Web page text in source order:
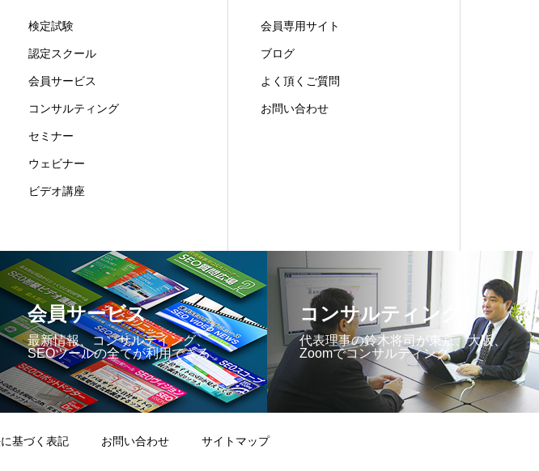
検定試験
認定スクール
会員サービス
コンサルティング
セミナー
ウェビナー
ビデオ講座
会員専用サイト
ブログ
よく頂くご質問
お問い合わせ
会員サービス
最新情報、コンサルテイング、
SEOツールの全てが利用できる
コンサルティング
代表理事の鈴木将司が東京、大阪、
Zoomでコンサルティング
基づく表記 お問い合わせ サイトマップ